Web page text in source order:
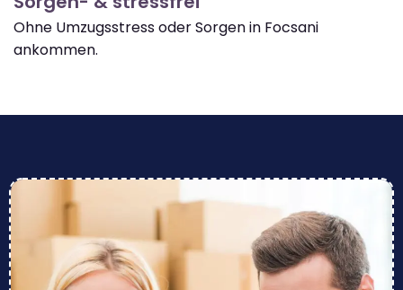
Ohne Umzugsstress oder Sorgen in Focsani
ankommen.